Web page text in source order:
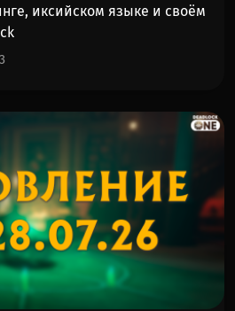
иксийском языке и своём